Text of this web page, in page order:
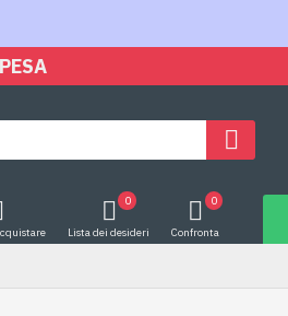
Lista dei desideri
0
Confronta
0